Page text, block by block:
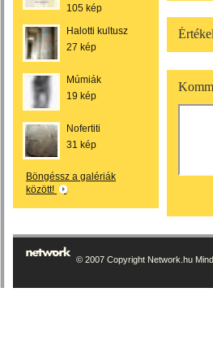
105 kép
Halotti kultusz
27 kép
Múmiák
19 kép
Nofertiti
31 kép
Böngéssz a galériák
között!
© 2007 Copyright Network.hu